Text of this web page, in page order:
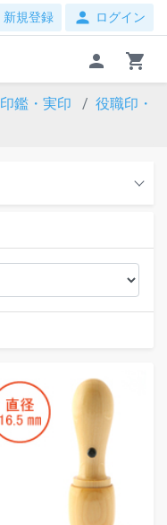
新規登録 person ログイン
person shopping_cart
印鑑・実印
役職印・